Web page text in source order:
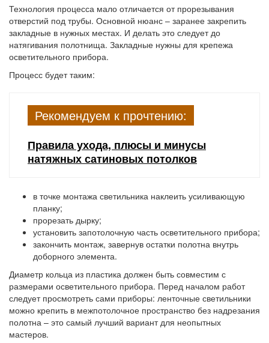
Технология процесса мало отличается от прорезывания
отверстий под трубы. Основной нюанс – заранее закрепить
закладные в нужных местах. И делать это следует до
натягивания полотнища. Закладные нужны для крепежа
осветительного прибора.
Процесс будет таким:
Рекомендуем к прочтению:
Правила ухода, плюсы и минусы
натяжных сатиновых потолков
в точке монтажа светильника наклеить усиливающую
планку;
прорезать дырку;
установить запотолочную часть осветительного прибора;
закончить монтаж, завернув остатки полотна внутрь
доборного элемента.
Диаметр кольца из пластика должен быть совместим с
размерами осветительного прибора. Перед началом работ
следует просмотреть сами приборы: ленточные светильники
можно крепить в межпотолочное пространство без надрезания
полотна – это самый лучший вариант для неопытных
мастеров.